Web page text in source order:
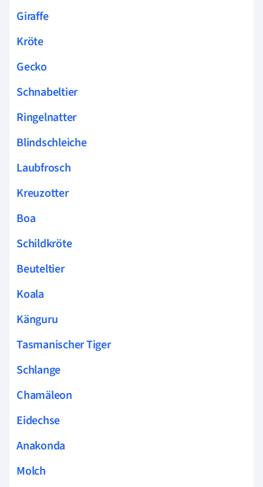
Giraffe
Kröte
Gecko
Schnabeltier
Ringelnatter
Blindschleiche
Laubfrosch
Kreuzotter
Boa
Schildkröte
Beuteltier
Koala
Känguru
Tasmanischer Tiger
Schlange
Chamäleon
Eidechse
Anakonda
Molch